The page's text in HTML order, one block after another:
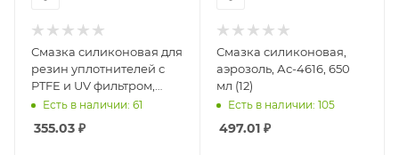
Смазка силиконовая для
резин уплотнителей с
PTFE и UV фильтром,
флакон с губкой
Есть в наличии: 61
355.03 ₽
Смазка силиконовая,
аэрозоль, Ас-4616, 650
мл (12)
Есть в наличии: 105
497.01₽